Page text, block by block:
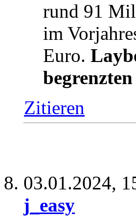
rund 91
im
Euro.
Zitieren
03.01.2024,
j_easy